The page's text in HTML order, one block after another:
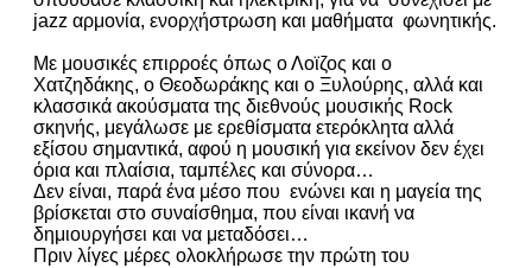
jazz αρμονία, ενορχήστρωση και μαθήματα φωνητικής.
Με μουσικές επιρροές όπως ο Λοϊζος και ο
Χατζηδάκης, ο Θεοδωράκης και ο Ξυλούρης, αλλά και
κλασσικά ακούσματα της διεθνούς μουσικής Rock
σκηνής, μεγάλωσε με ερεθίσματα ετερόκλητα αλλά
εξίσου σημαντικά, αφού η μουσική για εκείνον δεν έχει
όρια και πλαίσια, ταμπέλες και σύνορα…
Δεν είναι, παρά ένα μέσο που ενώνει και η μαγεία της
βρίσκεται στο συναίσθημα, που είναι ικανή να
δημιουργήσει και να μεταδόσει…
Πριν λίγες μέρες ολοκλήρωσε την πρώτη του